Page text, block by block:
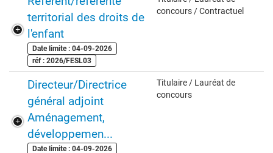
territorial des droits de
l'enfant
Date limite : 04-09-2026
réf : 2026/FESL03
concours / Contractuel
Directeur/Directrice
général adjoint
Aménagement,
développemen...
Date limite : 04-09-2026
Titulaire / Lauréat de
concours